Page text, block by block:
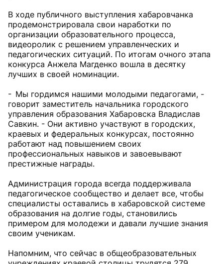
В ходе публичного выступления хабаровчанка
продемонстрировала свои наработки по
организации образовательного процесса,
видеоролик с решением управленческих и
педагогических ситуаций. По итогам очного этапа
конкурса Анжела Магденко вошла в десятку
лучших в своей номинации.
- Мы гордимся нашими молодыми педагогами, -
говорит заместитель начальника городского
управления образования Хабаровска Владислав
Савкин. - Они активно участвуют в городских,
краевых и федеральных конкурсах, постоянно
работают над повышением своих
профессиональных навыков и завоевывают
престижные награды.
Администрация города всегда поддерживала
педагогическое сообщество и делает все, чтобы
специалисты оставались в хабаровской системе
образования на долгие годы, становились
примером для молодежи и давали лучшие знания
своим ученикам.
Напомним, что сейчас в общеобразовательных